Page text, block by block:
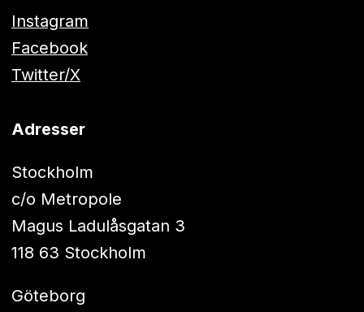
Instagram
Facebook
Twitter/X
Adresser
Stockholm
c/o Metropole
Magus Ladulåsgatan 3
118 63 Stockholm
Göteborg